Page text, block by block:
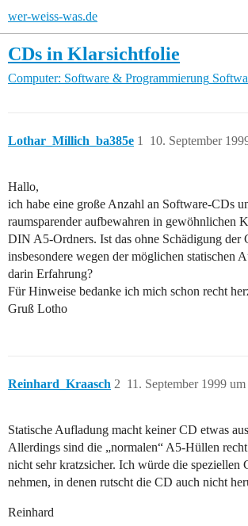
wer-weiss-was.de
CDs in Klarsichtfolie
Computer: Software & Programmierung
Lothar_Millich_ba385e 10. September
1
Hallo,
ich habe eine große Anzahl an Software-CDs
raumsparender aufbewahren in gewöhnlichen
DIN A5-Ordners. Ist das ohne Schädigung der
insbesondere wegen der möglichen statischen
darin Erfahrung?
Für Hinweise bedanke ich mich schon recht
Gruß Lotho
Reinhard_Kraasch 11. September 1999
2
Statische Aufladung macht keiner CD etwas
Allerdings sind die „normalen“ A5-Hüllen
nicht sehr kratzsicher. Ich würde die speziellen
nehmen, in denen rutscht die CD auch nicht
Reinhard